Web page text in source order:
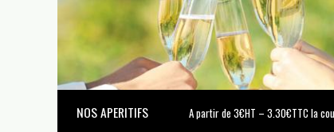
NOS APERITIFS A partir de 3€HT – 3.30€TTC la